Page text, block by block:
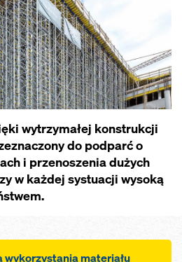
wytrzymałej konstrukcji
do podparć o
i przenoszenia dużych
w każdej systuacji wysoką
wykorzystania materiału